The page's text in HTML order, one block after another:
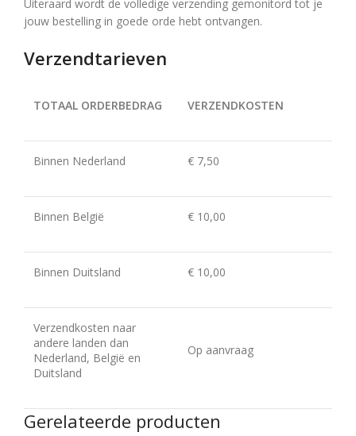
Uiteraard wordt de volledige verzending gemonitord tot je
jouw bestelling in goede orde hebt ontvangen.
Verzendtarieven
TOTAAL ORDERBEDRAG VERZENDKOSTEN
Binnen Nederland € 7,50
Binnen België € 10,00
Binnen Duitsland € 10,00
Verzendkosten naar
andere landen dan
Nederland, België en
Duitsland
Op aanvraag
Gerelateerde producten